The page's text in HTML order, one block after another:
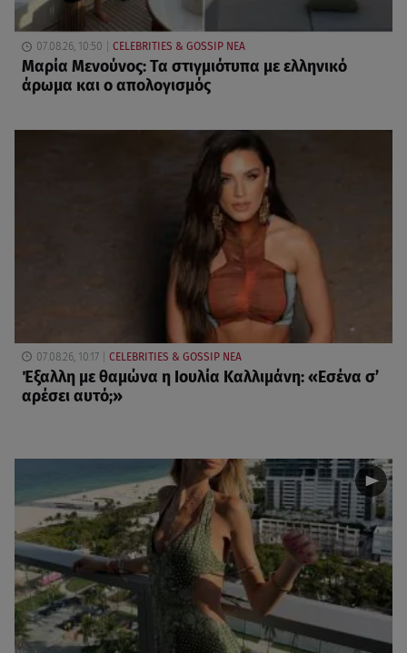
07.08.26, 10:50 CELEBRITIES & GOSSIP ΝΕΑ
Μαρία Μενούνος: Τα στιγμιότυπα με ελληνικό
άρωμα και ο απολογισμός
07.08.26, 10:17 CELEBRITIES & GOSSIP ΝΕΑ
Έξαλλη με θαμώνα η Ιουλία Καλλιμάνη: «Εσένα σ’
αρέσει αυτό;»